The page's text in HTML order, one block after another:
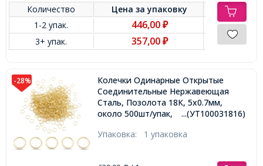
Количество Цена заупаковку
1-2 упак.
446,00 ₽
3+ упак. 357,00 ₽
-28%
Колечки Одинарные Открытые
Соединительные Нержавеющая
Сталь, Позолота 18К, 5х0.7мм,
около 500шт/упак,
...(УТ100031816)
Упаковка: 1 упаковка